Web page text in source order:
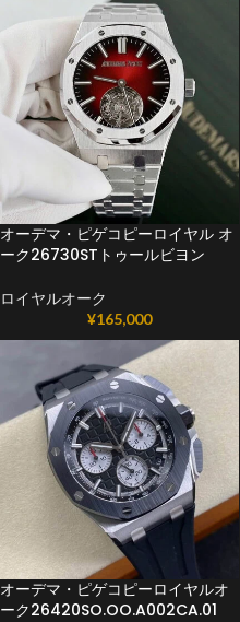
オーデマ・ピゲコピーロイヤル オ
ーク26730STトゥールビヨン
ロイヤルオーク
¥165,000
オーデマ・ピゲコピーロイヤルオ
ーク26420SO.OO.A002CA.01